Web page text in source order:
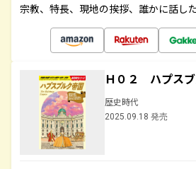
宗教、特長、現地の挨拶、誰かに話し
Ｈ０２ ハプス
歴史時代
2025.09.18 発売